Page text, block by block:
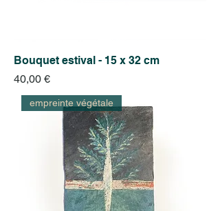
Bouquet estival - 15 x 32 cm
Prix
40,00 €
empreinte végétale